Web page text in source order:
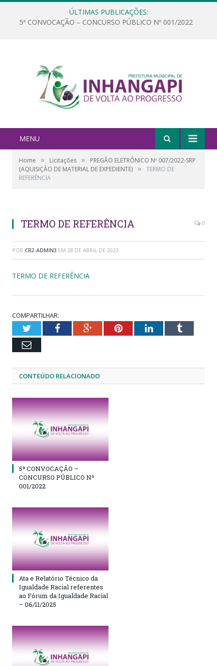
ÚLTIMAS PUBLICAÇÕES:
5ª CONVOCAÇÃO – CONCURSO PÚBLICO Nº 001/2022
MENU
Home » Licitações »
PREGÃO ELETRÔNICO Nº 007/2022-SRP
(AQUISIÇÃO DE MATERIAL DE EXPEDIENTE) »
TERMO DE
REFERÊNCIA
TERMO DE REFERÊNCIA 0
POR CR2-ADMIN3 EM 28 DE ABRIL DE 2023
TERMO DE REFERÊNCIA
COMPARTILHAR:
TwitterFacebookGoogle+PinterestLinkedInTumblr
Email
CONTEÚDO RELACIONADO
5ª CONVOCAÇÃO –
CONCURSO PÚBLICO Nº
001/2022
Ata e Relatório Técnico da
Igualdade Racial referentes
ao Fórum da Igualdade Racial
– 06/11/2025